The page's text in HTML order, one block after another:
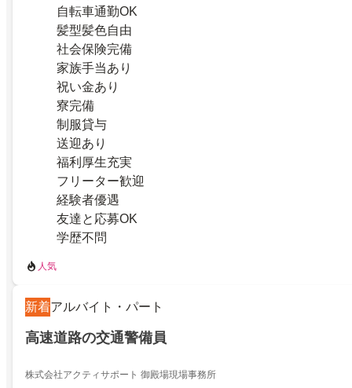
自転車通勤OK
髪型髪色自由
社会保険完備
家族手当あり
祝い金あり
寮完備
制服貸与
送迎あり
福利厚生充実
フリーター歓迎
経験者優遇
友達と応募OK
学歴不問
人気
新着アルバイト・パート
高速道路の交通警備員
株式会社アクティサポート 御殿場現場事務所